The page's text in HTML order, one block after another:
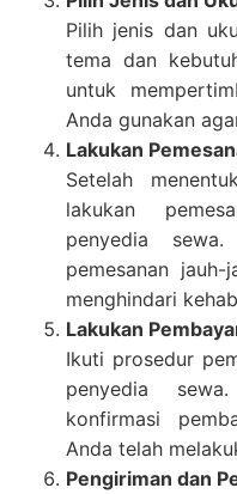
Pilih jenis dan
tema dan
untuk
Anda gunakan
Lakukan
Setelah
lakukan
penyedia
pemesanan
menghindari
Lakukan
Ikuti prosedur
penyedia
konfirmasi
Anda telah
Pengiriman dan